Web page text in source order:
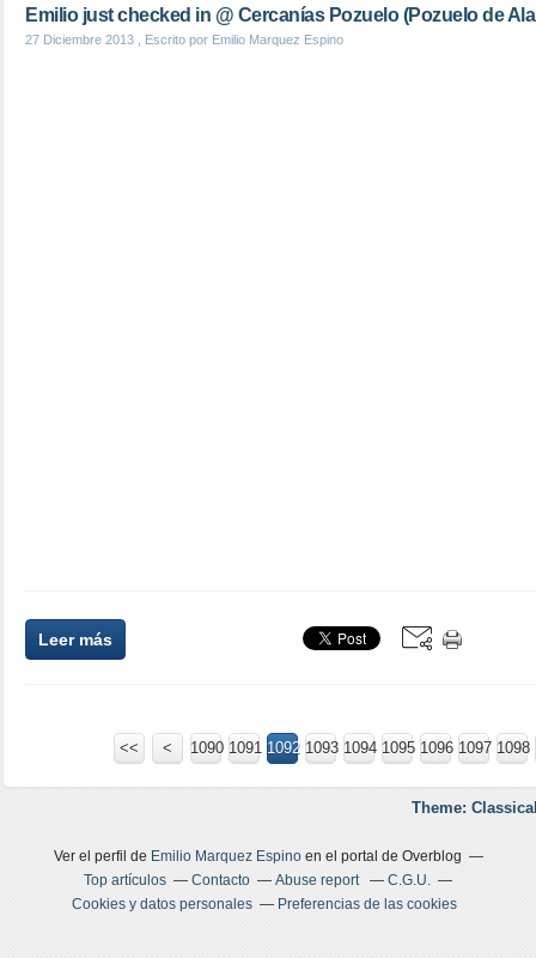
Emilio just checked in @ Cercanías Pozuelo (Pozuelo de
27 Diciembre 2013 , Escrito por Emilio Marquez Espino
Leer más
<< < 1000
1010
1020
1030
1040
1050
1060
1070
1080
1090 1091 1092 1093 1094 1095 1096 1097 1098
Theme:
Ver el perfil de Emilio Marquez Espinoen el portal de Overblog
Top artículos
Contacto Abuse report
C.G.U.
Cookies y datos personales
Preferencias de las cookies